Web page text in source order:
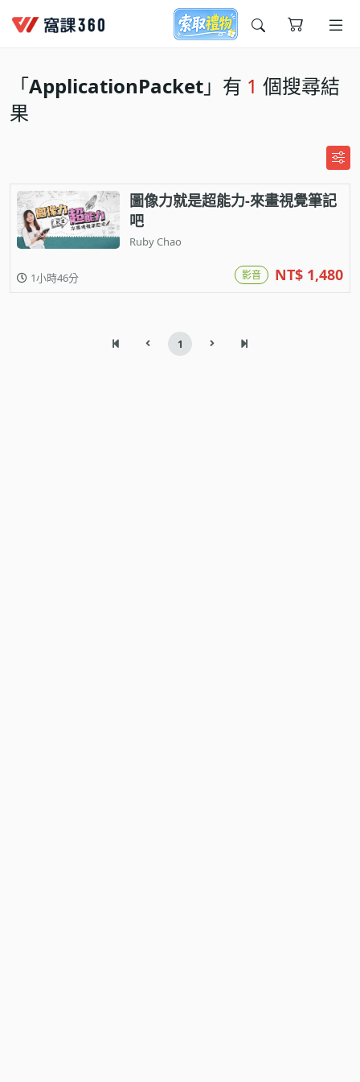
今天想要學什麼?
窩課推薦給您
「ApplicationPacket」有 1 個搜尋結
果
圖像力就是超能力-來畫視覺筆記
吧
Ruby Chao
1小時46分 影音 NT$ 1,480
1